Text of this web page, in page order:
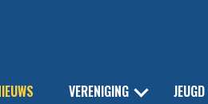
VERENIGING JEUGD